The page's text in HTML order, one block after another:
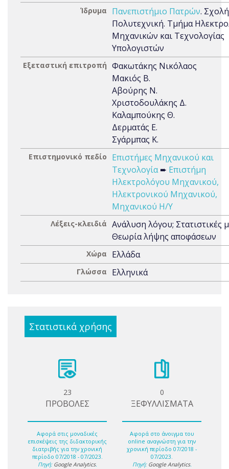
Ίδρυμα Πανεπιστήμιο Πατρών. Σχολή
Πολυτεχνική. Tμήμα
Μηχανικών και Τεχνολογίας
Υπολογιστών
Εξεταστική επιτροπή Φακωτάκης Νικόλαος
Μακιός Β.
Αβούρης Ν.
Χριστοδουλάκης Δ.
Καλαμπούκης Θ.
Δερματάς Ε.
Σγάρμπας Κ.
Επιστημονικό πεδίο
Επιστήμες Μηχανικού και
Τεχνολογία➨ Επιστήμη
Ηλεκτρολόγου Μηχανικού,
Ηλεκτρονικού Μηχανικού,
Μηχανικού Η/Υ
Λέξεις-κλειδιά Ανάλυση λόγου; Στατιστικές
Θεωρία λήψης αποφάσεων
Χώρα Ελλάδα
Γλώσσα Ελληνικά
Στατιστικά χρήσης
23
ΠΡΟΒΟΛΕΣ
Αφορά στις μοναδικές
επισκέψεις της διδακτορικής
διατριβής για την χρονική
περίοδο 07/2018 - 07/2023.
Πηγή: Google Analytics.
0
ΞΕΦΥΛΛΙΣΜΑΤΑ
Αφορά στο άνοιγμα του
online αναγνώστη για την
χρονική περίοδο 07/2018 -
07/2023.
Πηγή: Google Analytics.